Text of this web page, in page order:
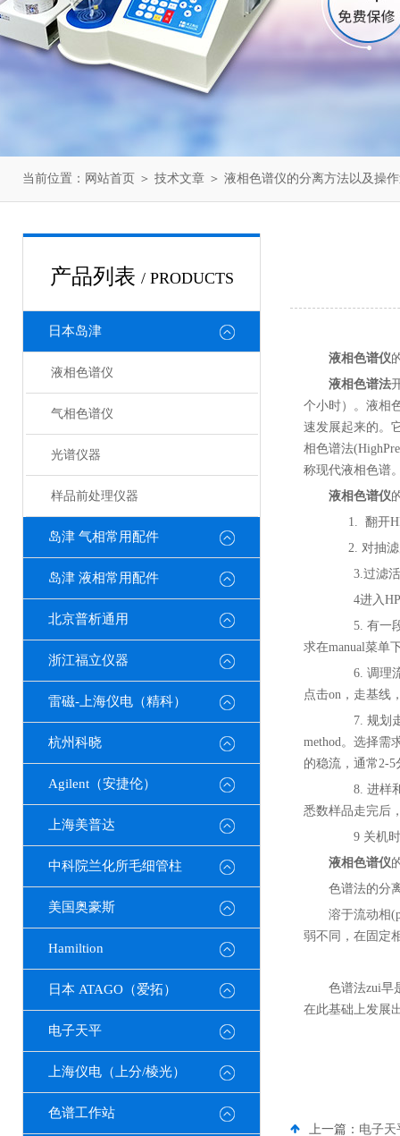
当前位置： 网站首页 ＞ 技术文章 ＞ 液相色谱仪的分离方法以及操
产品列表 / PRODUCTS
日本岛津
液相色谱仪
气相色谱仪
光谱仪器
样品前处理仪器
岛津 气相常用配件
岛津 液相常用配件
北京普析通用
浙江福立仪器
雷磁-上海仪电（精科）
杭州科晓
Agilent（安捷伦）
上海美普达
中科院兰化所毛细管柱
美国奥豪斯
Hamiltion
日本 ATAGO（爱拓）
电子天平
上海仪电（上分/棱光）
色谱工作站
液相色谱仪
液相色谱法
个小时）。液相
速发展起来的。
相色谱法
称现代液相色谱
液相色谱仪
1. 翻开
2. 对抽滤
3.过滤活
4进入
5. 有一段
求在manual菜单
6. 调理流
点击on，走基线
7. 规划走
method。选择需
的稳流，通常2-
8. 进样和
悉数样品走完后
9 关机时
液相色谱仪
色谱法的分
溶于流动相
弱不同，在固定
色谱法zui早
在此基础上发展
上一篇： 电子天